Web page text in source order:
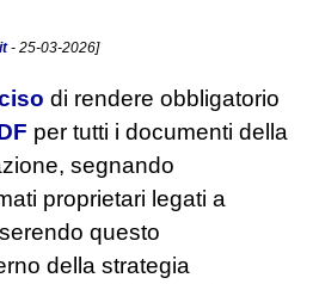
- 25-03-2026]
di rendere obbligatorio
per tutti i documenti della
segnando
proprietari legati a
questo
della strategia